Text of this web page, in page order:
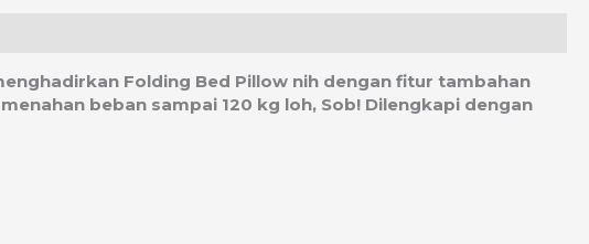
Folding Bed Pillow nih dengan fitur tambahan
beban sampai 120 kg loh, Sob! Dilengkapi dengan